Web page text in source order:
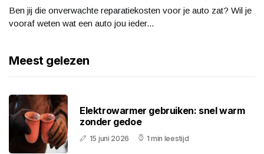
Ben jij die onverwachte reparatiekosten voor je auto zat? Wil je
vooraf weten wat een auto jou ieder...
Meest gelezen
Elektrowarmer gebruiken: snel warm
zonder gedoe
15 juni 2026 1 min leestijd